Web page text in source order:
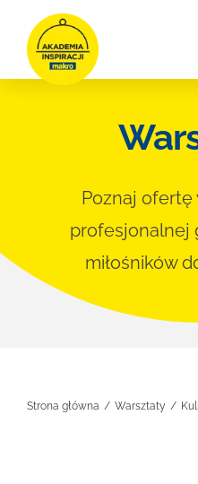
Przejdź
zawartości
Poznaj ofertę
profesjonalnej
miłośników
Strona główna Warsztaty